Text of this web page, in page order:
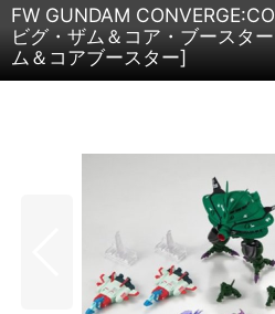
FW GUNDAM
ビグ・ザム＆コア・ブースタ
ム＆コアブースター]